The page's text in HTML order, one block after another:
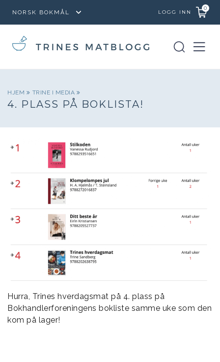
LOGG INN
0
HJEM TRINE I MEDIA
4. PLASS PÅ BOKLISTA!
Hurra, Trines hverdagsmat på 4. plass på
Bokhandlerforeningens bokliste samme uke som den
kom på lager!